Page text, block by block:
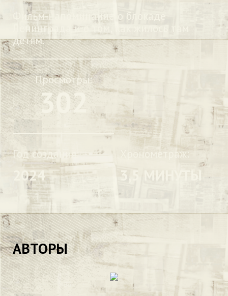
Фильм-напоминание о блокаде
Ленинграда и о том, как жилось там
детям.
Просмотры:
302
Год создания:
2024
Хронометраж:
АВТОРЫ